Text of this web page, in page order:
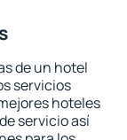
de un hotel
servicios
hoteles
servicio así